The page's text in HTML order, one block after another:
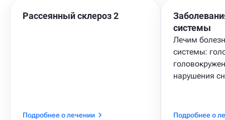
Рассеянный склероз 2
Подробнее о лечении
системы
Лечим
системы:
нарушения
Подробнее о